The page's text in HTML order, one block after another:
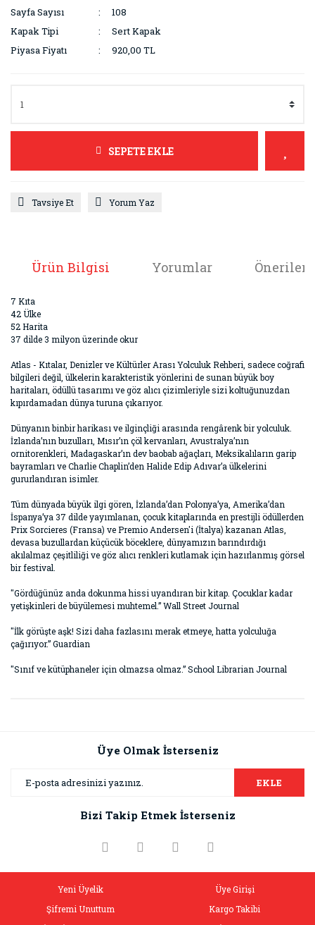
Sayfa Sayısı
108
Kapak Tipi
Sert Kapak
Piyasa Fiyatı
920,00 TL
SEPETE EKLE
Tavsiye Et Yorum Yaz
Ürün Bilgisi Yorumlar
7 Kıta
42 Ülke
52 Harita
37 dilde 3 milyon üzerinde okur
Atlas - Kıtalar, Denizler ve Kültürler Arası Yolculuk Rehberi, sadece coğrafi
bilgileri değil, ülkelerin karakteristik yönlerini de sunan büyük boy
haritaları, ödüllü tasarımı ve göz alıcı çizimleriyle sizi koltuğunuzdan
kıpırdamadan dünya turuna çıkarıyor.
Dünyanın binbir harikası ve ilginçliği arasında rengârenk bir yolculuk.
İzlanda’nın buzulları, Mısır’ın çöl kervanları, Avustralya’nın
ornitorenkleri, Madagaskar’ın dev baobab ağaçları, Meksikalıların garip
bayramları ve Charlie Chaplin’den Halide Edip Adıvar’a ülkelerini
gururlandıran isimler.
Tüm dünyada büyük ilgi gören, İzlanda’dan Polonya’ya, Amerika’dan
İspanya’ya 37 dilde yayımlanan, çocuk kitaplarında en prestijli ödüllerden
Prix Sorcieres (Fransa) ve Premio Andersen'i (İtalya) kazanan Atlas,
devasa buzullardan küçücük böceklere, dünyamızın barındırdığı
akılalmaz çeşitliliği ve göz alıcı renkleri kutlamak için hazırlanmış görsel
bir festival.
"Gördüğünüz anda dokunma hissi uyandıran bir kitap. Çocuklar kadar
yetişkinleri de büyülemesi muhtemel.” Wall Street Journal
"İlk görüşte aşk! Sizi daha fazlasını merak etmeye, hatta yolculuğa
çağırıyor.” Guardian
"Sınıf ve kütüphaneler için olmazsa olmaz.” School Librarian Journal
Görüş ve önerileriniz için teşekkür ederiz.
Ürün resmi kalitesiz, bozuk veya görüntülenemiyor.
Ürün bilgilerinde hatalar bulunuyor.
Üye Olmak İsterseniz
EKLE
Bizi Takip Etmek İsterseniz
Yeni Üyelik
Üye Girişi
Şifremi Unuttum
Kargo Takibi